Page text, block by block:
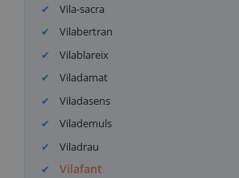
Vila-sacra
Vilabertran
Vilablareix
Viladamat
Viladasens
Vilademuls
Viladrau
Vilafant